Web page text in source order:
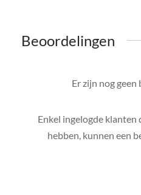
Beoordelingen
Er zijn nog geen
Enkel ingelogde
hebben, kunnen een